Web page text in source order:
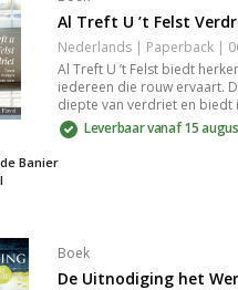
Al Treft U ’t Felst
Al Treft U ’t Felst biedt
iedereen die rouw ervaart.
diepte van verdriet en biedt
verwerking. Door
praktische handvatten helpt
emotionele stormen van
waardoor je je niet alleen
Leverbaar vanaf 15
Banier
Boek
De Uitnodiging het